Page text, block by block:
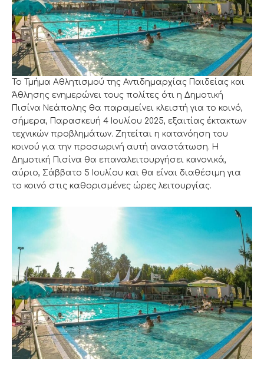
Το Τμήμα Αθλητισμού της Αντιδημαρχίας Παιδείας και
Άθλησης ενημερώνει τους πολίτες ότι η Δημοτική
Πισίνα Νεάπολης θα παραμείνει κλειστή για το κοινό,
σήμερα, Παρασκευή 4 Ιουλίου 2025, εξαιτίας έκτακτων
τεχνικών προβλημάτων. Ζητείται η κατανόηση του
κοινού για την προσωρινή αυτή αναστάτωση. Η
Δημοτική Πισίνα θα επαναλειτουργήσει κανονικά,
αύριο, Σάββατο 5 Ιουλίου και θα είναι διαθέσιμη για
το κοινό στις καθορισμένες ώρες λειτουργίας.